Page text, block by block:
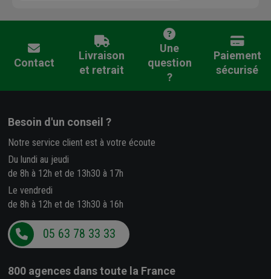
Contact
Livraison
et retrait
Une
question
?
Paiement
sécurisé
Besoin d'un conseil ?
Notre service client est à votre écoute
Du lundi au jeudi
de 8h à 12h et de 13h30 à 17h
Le vendredi
de 8h à 12h et de 13h30 à 16h
05 63 78 33 33
800 agences dans toute la France